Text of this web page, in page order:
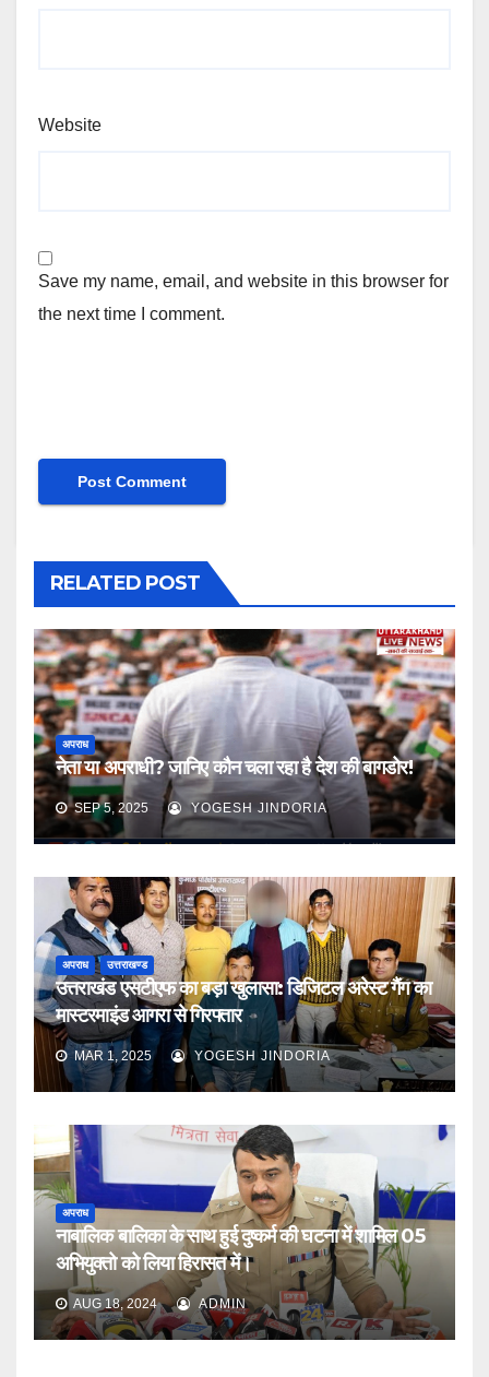
Website
Save my name, email, and website in this browser for
the next time I comment.
RELATED POST
अपराध
नेता या अपराधी? जानिए कौन चला रहा है देश की बागडोर!
SEP 5, 2025 YOGESH JINDORIA
अपराध उत्तराखण्ड
उत्तराखंड एसटीएफ का बड़ा खुलासा: डिजिटल अरेस्ट गैंग का
मास्टरमाइंड आगरा से गिरफ्तार
MAR 1, 2025 YOGESH JINDORIA
अपराध
नाबालिक बालिका के साथ हुई दुष्कर्म की घटना में शामिल 05
अभियुक्तो को लिया हिरासत में।
AUG 18, 2024 ADMIN